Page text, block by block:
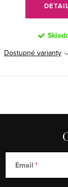
Dostupné varianty
Email